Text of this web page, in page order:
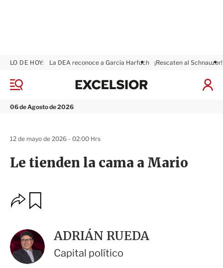
M
n
06 de Agosto de 2026
LO DE HOY: La DEA reconoce a García Harfuch ¡Rescaten al Schnauzer!
I
x
Le tienden la cama a Mario
12 de mayo de 2026 - 02:00 Hrs
O
p
o
n
e
s
a
r
ADRIÁN RUEDA
Capital político